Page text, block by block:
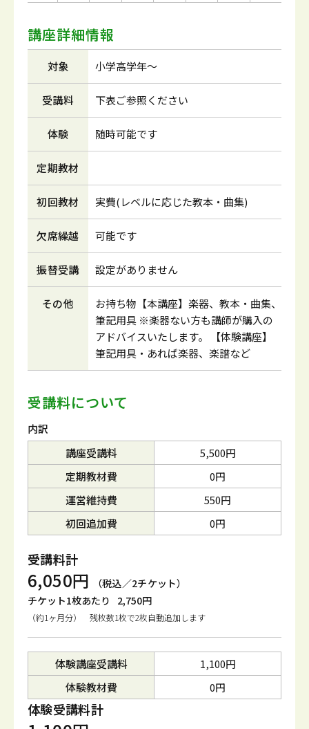
講座詳細情報
対象 小学高学年～
受講料 下表ご参照ください
体験 随時可能です
定期教材
初回教材 実費(レベルに応じた教本・曲集)
欠席繰越 可能です
振替受講 設定がありません
その他
お持ち物【本講座】楽器、教本・曲集、
筆記用具 ※楽器ない方も講師が購入の
アドバイスいたします。 【体験講座】
筆記用具・あれば楽器、楽譜など
受講料について
内訳
講座受講料
5,500円
定期教材費
0円
運営維持費
550円
初回追加費
0円
受講料計
6,050円
（税込／2チケット）
チケット1枚あたり
2,750円
（約1ヶ月分） 残枚数1枚で2枚自動追加します
体験講座受講料
1,100円
体験教材費
0円
体験受講料計